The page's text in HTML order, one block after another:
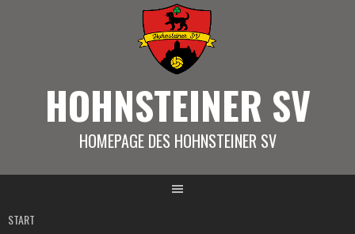
HOHNSTEINER SV
HOMEPAGE DES HOHNSTEINER SV
START